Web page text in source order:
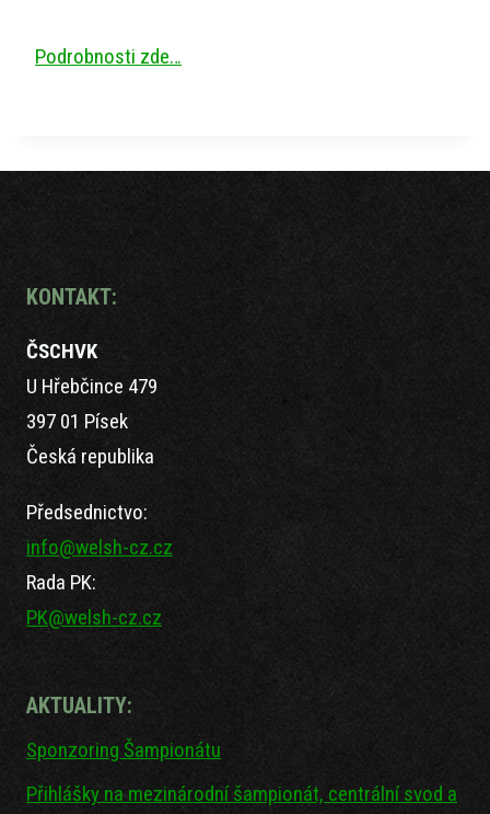
Podrobnosti zde…
KONTAKT:
ČSCHVK
U Hřebčince 479
397 01 Písek
Česká republika
Předsednictvo:
info@welsh-cz.cz
Rada PK:
PK@welsh-cz.cz
AKTUALITY:
Sponzoring Šampionátu
Přihlášky na mezinárodní šampionát, centrální svod a